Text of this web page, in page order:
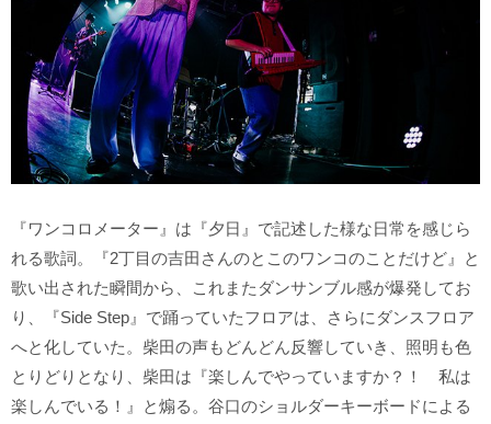
『ワンコロメーター』は『夕日』で記述した様な日常を感じら
れる歌詞。『2丁目の吉田さんのとこのワンコのことだけど』と
歌い出された瞬間から、これまたダンサンブル感が爆発してお
り、『Side Step』で踊っていたフロアは、さらにダンスフロア
へと化していた。柴田の声もどんどん反響していき、照明も色
とりどりとなり、柴田は『楽しんでやっていますか？！ 私は
楽しんでいる！』と煽る。谷口のショルダーキーボードによる